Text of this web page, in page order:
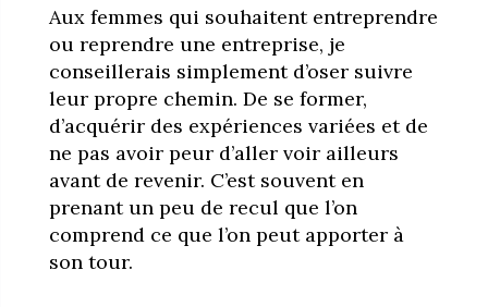
Aux femmes qui souhaitent entreprendre
ou reprendre une entreprise, je
conseillerais simplement d’oser suivre
leur propre chemin. De se former,
d’acquérir des expériences variées et de
ne pas avoir peur d’aller voir ailleurs
avant de revenir. C’est souvent en
prenant un peu de recul que l’on
comprend ce que l’on peut apporter à
son tour.